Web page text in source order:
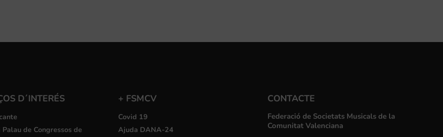
D´INTERÉS
de Congressos de
+ FSMCV
Covid 19
Ajuda DANA-24
CONTACTE
Federació de Societats Musicals de la
Comunitat Valenciana